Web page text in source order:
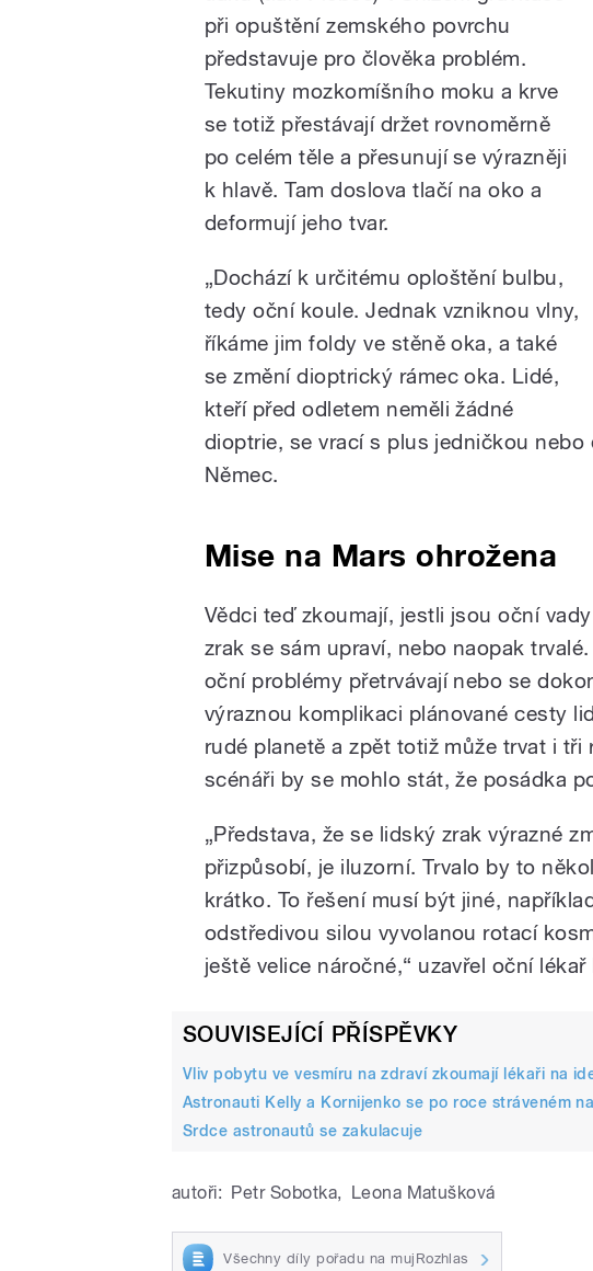
při opuštění zemského povrchu
představuje pro člověka problém.
Tekutiny mozkomíšního moku a krve
se totiž přestávají držet rovnoměrně
po celém těle a přesunují se výrazněji
k hlavě. Tam doslova tlačí na oko a
deformují jeho tvar.
„Dochází k určitému oploštění bulbu,
tedy oční koule. Jednak vzniknou vlny,
říkáme jim foldy ve stěně oka, a také
se změní dioptrický rámec oka. Lidé,
kteří před odletem neměli žádné
dioptrie, se vrací s plus jedničkou nebo
Němec.
Mise na Mars ohrožena
Vědci teď zkoumají, jestli jsou oční
zrak se sám upraví, nebo naopak
oční problémy přetrvávají nebo se
výraznou komplikaci plánované cesty
rudé planetě a zpět totiž může trvat i tři
scénáři by se mohlo stát, že posádka
„Představa, že se lidský zrak výrazné
přizpůsobí, je iluzorní. Trvalo by to
krátko. To řešení musí být jiné,
odstředivou silou vyvolanou rotací
ještě velice náročné,“ uzavřel oční lékař
SOUVISEJÍCÍ PŘÍSPĚVKY
Vliv pobytu ve vesmíru na zdraví zkoumají lékaři na
Astronauti Kelly a Kornijenko se po roce stráveném
Srdce astronautů se zakulacuje
autoři: Petr Sobotka, Leona Matušková
Všechny díly pořadu na mujRozhlas